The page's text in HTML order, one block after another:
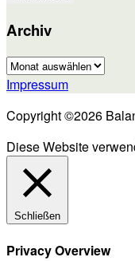
Archiv
Archiv
Impressum
Copyright ©2026
Diese Website
Schließen
Privacy Overview